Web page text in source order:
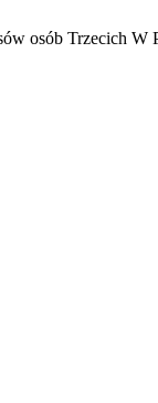
osób Trzecich